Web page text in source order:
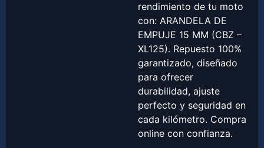
rendimiento de tu moto
con: ARANDELA DE
EMPUJE 15 MM (CBZ –
XL125). Repuesto 100%
garantizado, diseñado
para ofrecer
durabilidad, ajuste
perfecto y seguridad en
cada kilómetro. Compra
online con confianza.